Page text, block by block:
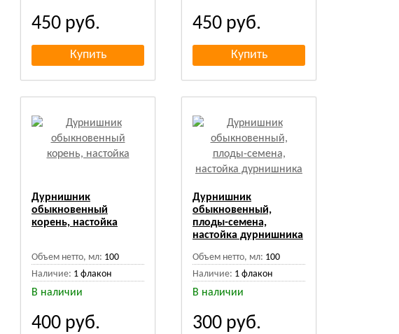
450 руб. 450 руб.
Дурнишник
обыкновенный
корень, настойка
Объем нетто, мл: 100
Наличие: 1 флакон
В наличии
400 руб.
Дурнишник
обыкновенный,
плоды-семена,
настойка дурнишника
Объем нетто, мл: 100
Наличие: 1 флакон
В наличии
300 руб.